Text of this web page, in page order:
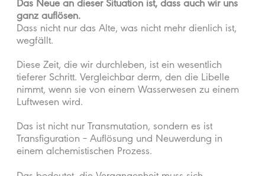
Das Neue an dieser Situation ist, dass auch wir uns
ganz auflösen.
Dass nicht nur das Alte, was nicht mehr dienlich ist,
wegfällt.
Diese Zeit, die wir durchleben, ist ein wesentlich
tieferer Schritt. Vergleichbar derm, den die Libelle
nimmt, wenn sie von einem Wasserwesen zu einem
Luftwesen wird.
Das ist nicht nur Transmutation, sondern es ist
Transfiguration – Auflösung und Neuwerdung in
einem alchemistischen Prozess.